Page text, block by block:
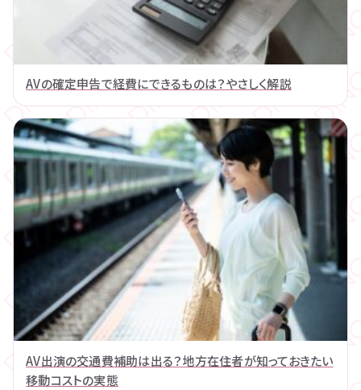
AVの確定申告で経費にできるものは？やさしく解説
AV出演の交通費補助は出る？地方在住者が知っておきたい
移動コストの実態